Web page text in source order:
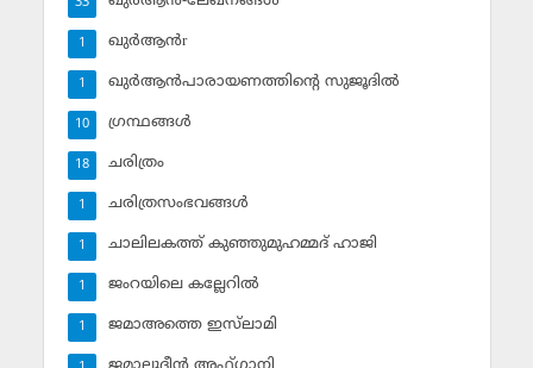
33
ഖുര്‍ആന്‍r
1
ഖുര്‍ആന്‍പാരായണത്തിന്റെ സുജൂദില്‍
1
ഗ്രന്ഥങ്ങള്‍
10
ചരിത്രം
18
ചരിത്രസംഭവങ്ങള്‍
1
ചാലിലകത്ത് കുഞ്ഞുമുഹമ്മദ് ഹാജി
1
ജംറയിലെ കല്ലേറില്‍
1
ജമാഅത്തെ ഇസ്‌ലാമി
1